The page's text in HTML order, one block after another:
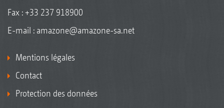
Fax : +33 237 918900
E-mail : amazone@amazone-sa.net
Mentions légales
Contact
Protection des données